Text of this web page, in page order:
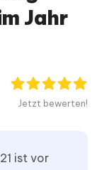
Jahr
Jetzt bewerten!
ist vor